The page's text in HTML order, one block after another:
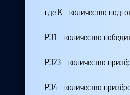
где K - количество
РЭ1 - количество
РЭ23 - количество
РЭ4 - количество